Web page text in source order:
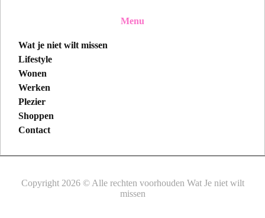
Menu
Wat je niet wilt missen
Lifestyle
Wonen
Werken
Plezier
Shoppen
Contact
Copyright 2026 © Alle rechten voorhouden Wat Je niet wilt
missen